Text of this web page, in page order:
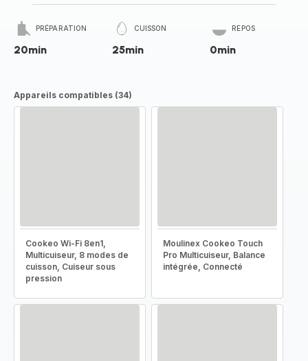
PRÉPARATION
20min
CUISSON
25min
REPOS
0min
Appareils compatibles (34)
Cookeo Wi-Fi 8en1,
Multicuiseur, 8 modes de
cuisson, Cuiseur sous
pression
Moulinex Cookeo Touch
Pro Multicuiseur, Balance
intégrée, Connecté